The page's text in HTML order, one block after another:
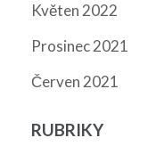
Květen 2022
Prosinec 2021
Červen 2021
RUBRIKY